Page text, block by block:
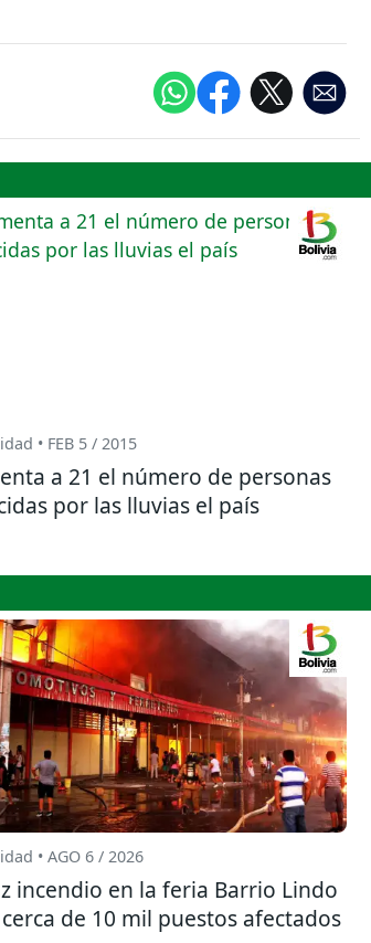
• FEB 5 / 2015
a 21 el número de personas
por las lluvias el país
• AGO 6 / 2026
incendio en la feria Barrio Lindo
de 10 mil puestos afectados